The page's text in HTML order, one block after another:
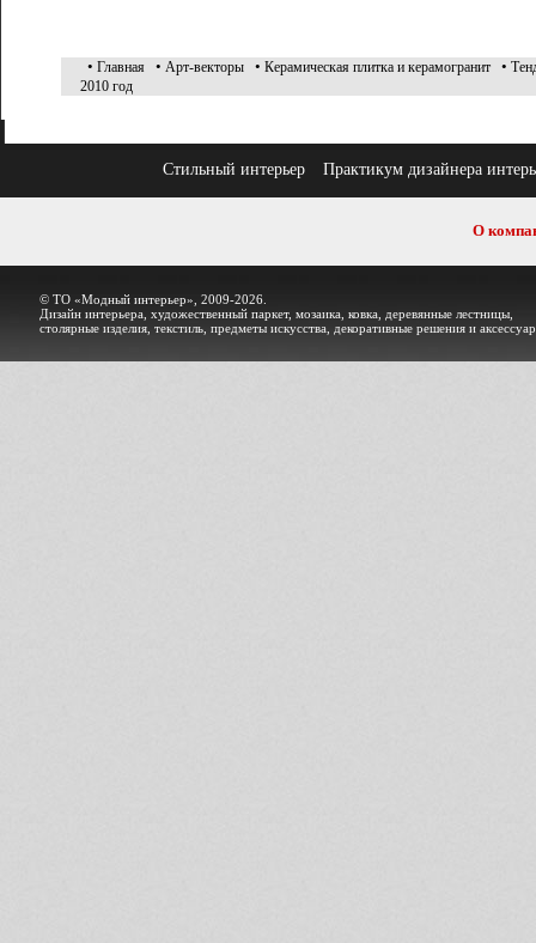
• Главная • Арт-векторы • Керамическая плитка и керамогранит •
2010 год
Стильный интерьер Практикум дизайнера
О
© ТО «Модный интерьер», 2009-2026.
Дизайн интерьера, художественный паркет, мозаика, ковка, деревянные лестницы,
столярные изделия, текстиль, предметы искусства, декоративные решения и